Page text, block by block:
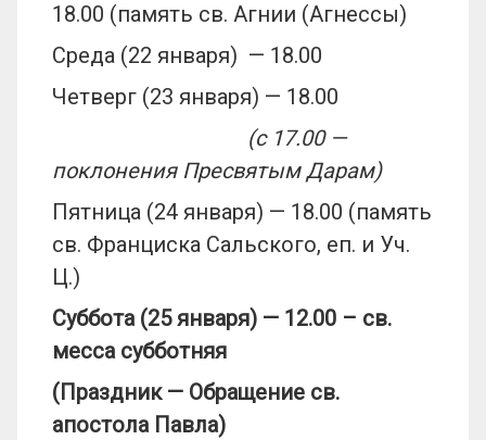
18.00 (память св. Агнии (Агнессы)
Среда (22 января) — 18.00
Четверг (23 января) — 18.00
(с 17.00 —
поклонения Пресвятым Дарам)
Пятница (24 января) — 18.00 (память
св. Франциска Сальского, еп. и Уч.
Ц.)
Суббота (25января) — 12.00 – св.
месса субботняя
(Праздник — Обращение св.
апостола Павла)